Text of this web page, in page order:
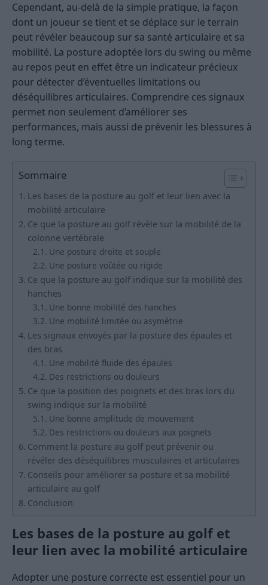
Cependant, au-delà de la simple pratique, la façon
dont un joueur se tient et se déplace sur le terrain
peut révéler beaucoup sur sa santé articulaire et sa
mobilité. La posture adoptée lors du swing ou même
au repos peut en effet être un indicateur précieux
pour détecter d’éventuelles limitations ou
déséquilibres articulaires. Comprendre ces signaux
permet non seulement d’améliorer ses
performances, mais aussi de prévenir les blessures à
long terme.
Sommaire
Les bases de la posture au golf et leur lien avec la
mobilité articulaire
Ce que la posture au golf révèle sur la mobilité de la
colonne vertébrale
Une posture droite et souple
Une posture voûtée ou rigide
Ce que la posture au golf indique sur la mobilité des
hanches
Une bonne mobilité des hanches
Une mobilité limitée ou asymétrie
Les signaux envoyés par la posture des épaules et
des bras
Une mobilité fluide des épaules
Des restrictions ou douleurs
Ce que la position des poignets et des bras lors du
swing indique sur la mobilité
Une bonne amplitude de mouvement
Des restrictions ou douleurs aux poignets
Comment la posture au golf peut prévenir ou
révéler des déséquilibres musculaires et articulaires
Conseils pour améliorer sa posture et sa mobilité
articulaire au golf
Conclusion
Les bases de la posture au golf et
leur lien avec la mobilité articulaire
Adopter une posture correcte est essentiel pour un